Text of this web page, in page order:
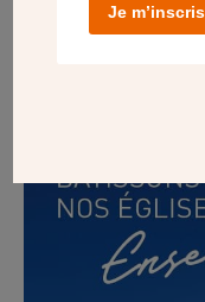
Vous soutenez
100 ans, a
Je